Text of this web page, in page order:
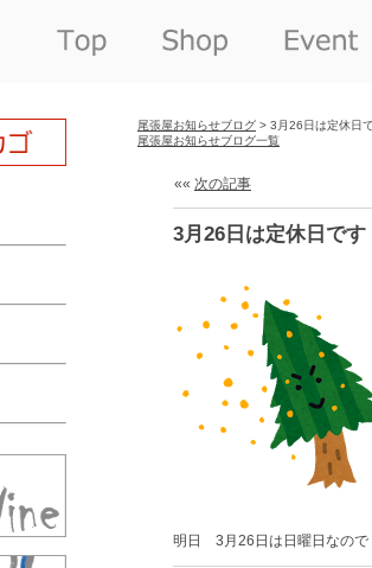
尾張屋お知らせブログ > 3月26日は定休日
尾張屋お知らせブログ一覧
«« 次の記事
3月26日は定休日です
明日 3月26日は日曜日なの